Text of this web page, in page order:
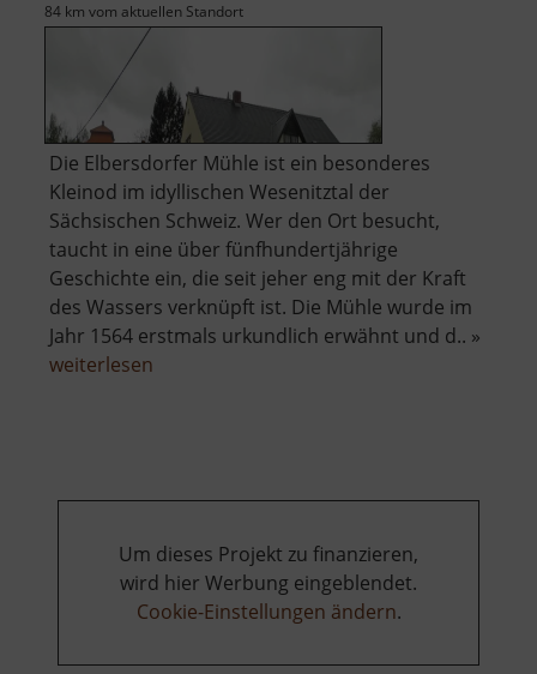
84 km vom aktuellen Standort
Die Elbersdorfer Mühle ist ein besonderes
Kleinod im idyllischen Wesenitztal der
Sächsischen Schweiz. Wer den Ort besucht,
taucht in eine über fünfhundertjährige
Geschichte ein, die seit jeher eng mit der Kraft
des Wassers verknüpft ist. Die Mühle wurde im
Jahr 1564 erstmals urkundlich erwähnt und d.. »
weiterlesen
Um dieses Projekt zu finanzieren,
wird hier Werbung eingeblendet.
Cookie-Einstellungen ändern.